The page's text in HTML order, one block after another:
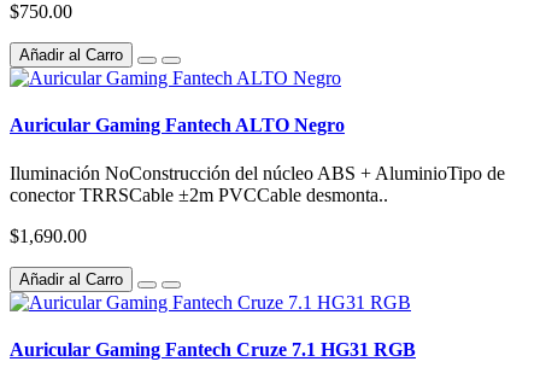
$750.00
Añadir al Carro
Auricular Gaming Fantech ALTO Negro
Iluminación NoConstrucción del núcleo ABS + AluminioTipo de
conector TRRSCable ±2m PVCCable desmonta..
$1,690.00
Añadir al Carro
Auricular Gaming Fantech Cruze 7.1 HG31 RGB